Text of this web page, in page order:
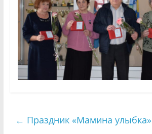
← Праздник «Мамина улыбка»